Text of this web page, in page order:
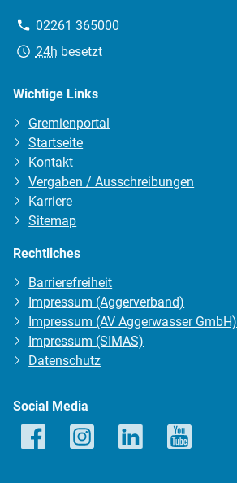
Telefon:
02261 365000
Erreichbarkeit:
24h besetzt
Wichtige Links
Gremienportal
Startseite
Kontakt
Vergaben / Ausschreibungen
Karriere
Sitemap
Rechtliches
Barrierefreiheit
Impressum (Aggerverband)
Impressum (AV Aggerwasser GmbH)
Impressum (SIMAS)
Datenschutz
Social Media
Facebook Instagram LinkedIn